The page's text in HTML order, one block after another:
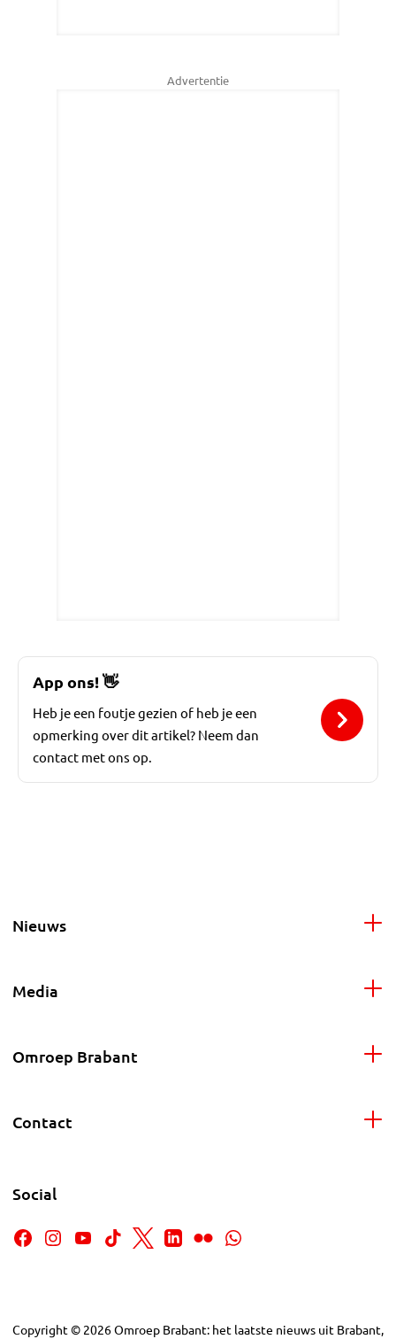
Advertentie
App ons!👋
Heb je een foutje gezien of heb je een
opmerking over dit artikel? Neem dan
contact met ons op.
Nieuws
Media
Omroep Brabant
Contact
Social
Copyright © 2026Omroep Brabant: het laatste nieuws uit Brabant,